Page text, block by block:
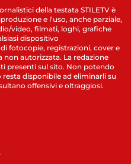
della testata STILETV è
e l’uso, anche parziale,
video, filmati, loghi, grafiche
dispositivo
fotocopie, registrazioni, cover e
autorizzata. La redazione
presenti sul sito. Non potendo
disponibile ad eliminarli su
offensivi e oltraggiosi.